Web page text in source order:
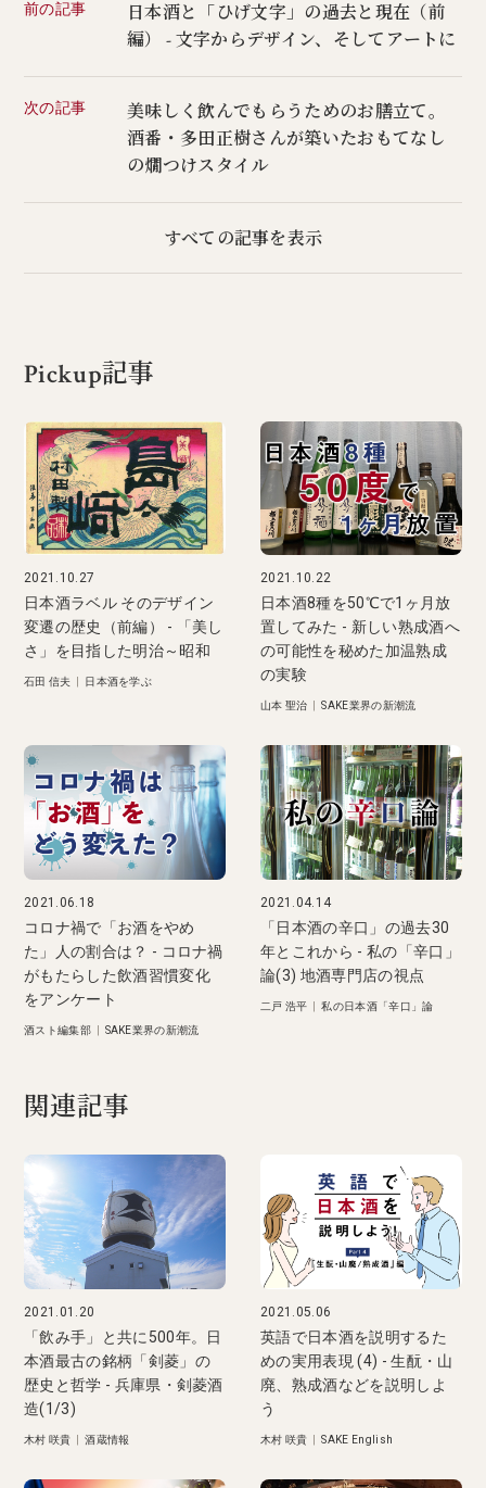
前の記事
日本酒と「ひげ文字」の過去と現在（前
編） - 文字からデザイン、そしてアートに
次の記事
美味しく飲んでもらうためのお膳立て。
酒番・多田正樹さんが築いたおもてなし
の燗つけスタイル
すべての記事を表示
Pickup記事
2021.10.27
日本酒ラベル そのデザイン
変遷の歴史（前編） - 「美し
さ」を目指した明治～昭和
石田 信夫 日本酒を学ぶ
2021.10.22
日本酒8種を50℃で1ヶ月放
置してみた - 新しい熟成酒へ
の可能性を秘めた加温熟成
の実験
山本 聖治 |SAKE業界の新潮流
2021.06.18
コロナ禍で「お酒をやめ
た」人の割合は？ - コロナ禍
がもたらした飲酒習慣変化
をアンケート
酒スト編集部| SAKE業界の新潮流
2021.04.14
「日本酒の辛口」の過去30
年とこれから - 私の「辛口」
論(3) 地酒専門店の視点
二戸 浩平 |私の日本酒「辛口」論
関連記事
2021.01.20
「飲み手」と共に500年。日
本酒最古の銘柄「剣菱」の
歴史と哲学 - 兵庫県・剣菱酒
造(1/3)
木村 咲貴 |酒蔵情報
2021.05.06
英語で日本酒を説明するた
めの実用表現 (4) - 生酛・山
廃、熟成酒などを説明しよ
う
木村 咲貴 |SAKE English